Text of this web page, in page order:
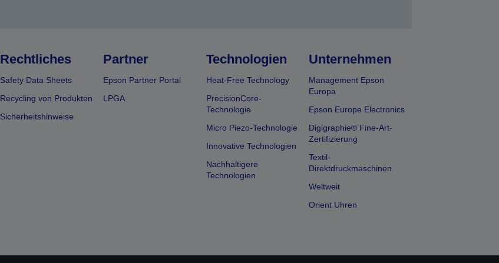
Rechtliches
Safety Data Sheets
Recycling von Produkten
Sicherheitshinweise
Partner
Epson Partner Portal
LPGA
Technologien
Heat-Free Technology
PrecisionCore-
Technologie
Micro Piezo-Technologie
Innovative Technologien
Nachhaltigere
Technologien
Unternehmen
Management Epson
Europa
Epson Europe Electronics
Digigraphie® Fine-Art-
Zertifizierung
Textil-
Direktdruckmaschinen
Weltweit
Orient Uhren